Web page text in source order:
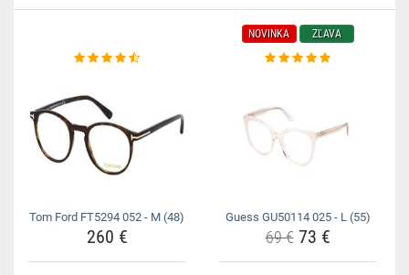
Tom Ford FT5294 052 - M (48)
260 €
NOVINKA ZĽAVA
Guess GU50114 025 - L (55)
69 €73 €